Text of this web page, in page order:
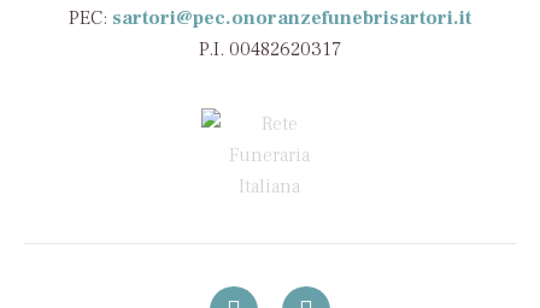
PEC: sartori@pec.onoranzefunebrisartori.it
P.I. 00482620317